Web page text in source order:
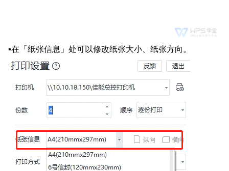
▪在「纸张信息」处可以修改纸张大小、纸张方向。